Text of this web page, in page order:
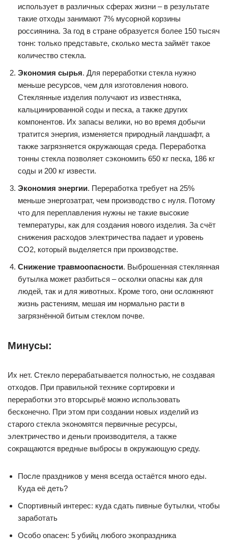
использует в различных сферах жизни – в результате
такие отходы занимают 7% мусорной корзины
россиянина. За год в стране образуется более 150 тысяч
тонн: только представьте, сколько места займёт такое
количество стекла.
Экономия сырья. Для переработки стекла нужно
меньше ресурсов, чем для изготовления нового.
Стеклянные изделия получают из известняка,
кальцинированной соды и песка, а также других
компонентов. Их запасы велики, но во время добычи
тратится энергия, изменяется природный ландшафт, а
также загрязняется окружающая среда. Переработка
тонны стекла позволяет сэкономить 650 кг песка, 186 кг
соды и 200 кг извести.
Экономия энергии. Переработка требует на 25%
меньше энергозатрат, чем производство с нуля. Потому
что для переплавления нужны не такие высокие
температуры, как для создания нового изделия. За счёт
снижения расходов электричества падает и уровень
СО2, который выделяется при производстве.
Снижение травмоопасности. Выброшенная стеклянная
бутылка может разбиться – осколки опасны как для
людей, так и для животных. Кроме того, они осложняют
жизнь растениям, мешая им нормально расти в
загрязнённой битым стеклом почве.
Минусы:
Их нет. Стекло перерабатывается полностью, не создавая
отходов. При правильной технике сортировки и
переработки это вторсырьё можно использовать
бесконечно. При этом при создании новых изделий из
старого стекла экономятся первичные ресурсы,
электричество и деньги производителя, а также
сокращаются вредные выбросы в окружающую среду.
После праздников у меня всегда остаётся много еды.
Куда её деть?
Спортивный интерес: куда сдать пивные бутылки, чтобы
заработать
Особо опасен: 5 убийц любого экопраздника